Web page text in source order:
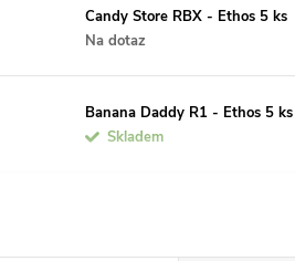
Candy Store RBX - Ethos 5 ks
Na dotaz
Banana Daddy R1 - Ethos 5 ks
Skladem